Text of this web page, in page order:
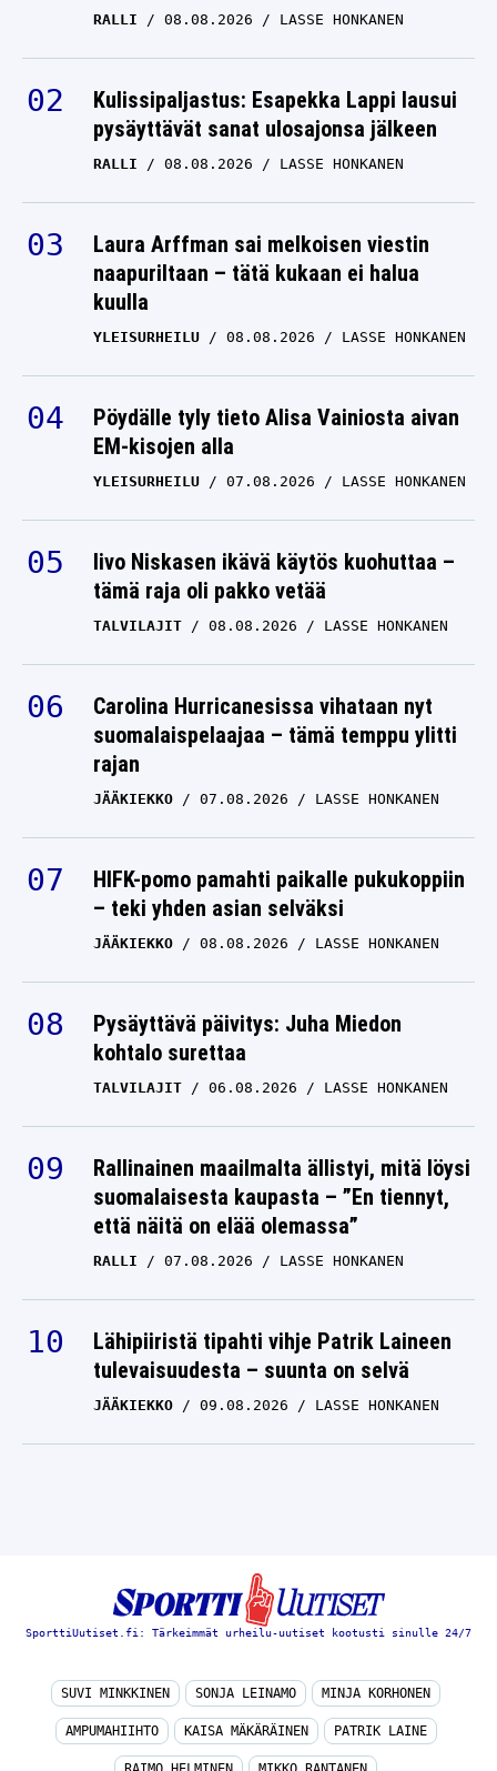
RALLI 08.08.2026 LASSE HONKANEN
Kulissipaljastus: Esapekka Lappi lausui
pysäyttävät sanat ulosajonsa jälkeen
RALLI 08.08.2026 LASSE HONKANEN
Laura Arffman sai melkoisen viestin
naapuriltaan – tätä kukaan ei halua
kuulla
YLEISURHEILU 08.08.2026 LASSE HONKANEN
Pöydälle tyly tieto Alisa Vainiosta aivan
EM-kisojen alla
YLEISURHEILU 07.08.2026 LASSE HONKANEN
Iivo Niskasen ikävä käytös kuohuttaa –
tämä raja oli pakko vetää
TALVILAJIT 08.08.2026 LASSE HONKANEN
Carolina Hurricanesissa vihataan nyt
suomalaispelaajaa – tämä temppu ylitti
rajan
JÄÄKIEKKO 07.08.2026 LASSE HONKANEN
HIFK-pomo pamahti paikalle pukukoppiin
– teki yhden asian selväksi
JÄÄKIEKKO 08.08.2026 LASSE HONKANEN
Pysäyttävä päivitys: Juha Miedon
kohtalo surettaa
TALVILAJIT 06.08.2026 LASSE HONKANEN
Rallinainen maailmalta ällistyi, mitä löysi
suomalaisesta kaupasta – ”En tiennyt,
että näitä on elää olemassa”
RALLI 07.08.2026 LASSE HONKANEN
Lähipiiristä tipahti vihje Patrik Laineen
tulevaisuudesta – suunta on selvä
JÄÄKIEKKO 09.08.2026 LASSE HONKANEN
SporttiUutiset.fi: Tärkeimmät urheilu-uutiset kootusti sinulle 24/7
SUVI MINKKINEN SONJA LEINAMO MINJA KORHONEN
AMPUMAHIIHTO KAISA MÄKÄRÄINEN PATRIK LAINE